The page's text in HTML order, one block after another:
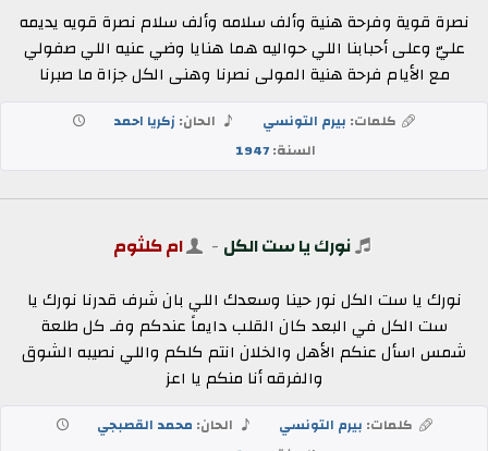
نصرة قوية وفرحة هنية وألف سلامه وألف سلام نصرة قويه يديمه
عليّ وعلى أحبابنا اللي حواليه هما هنايا وضي عنيه اللي صفولي
مع الأيام فرحة هنية المولى نصرنا وهنى الكل جزاة ما صبرنا
كلمات: بيرم التونسي الحان: زكريا احمد
السنة:1947
نورك يا ست الكل - ام كلثوم
نورك يا ست الكل نور حينا وسعدك اللي بان شرف قدرنا نورك يا
ست الكل في البعد كان القلب دايماً عندكم وفـ كل طلعة
شمس اسأل عنكم الأهل والخلان انتم كلكم واللي نصيبه الشوق
والفرقه أنا منكم يا اعز
كلمات: بيرم التونسي الحان: محمد القصبجي